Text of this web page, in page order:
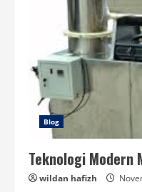
Blog
Teknologi Modern
wildan hafizh